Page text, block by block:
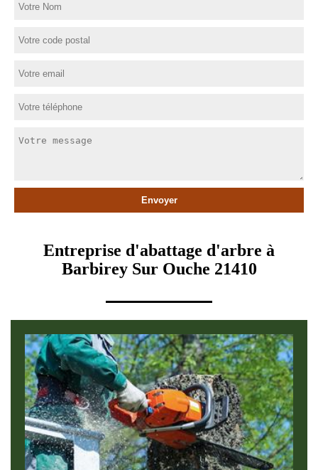
Entreprise d'abattage d'arbre à
Barbirey Sur Ouche 21410